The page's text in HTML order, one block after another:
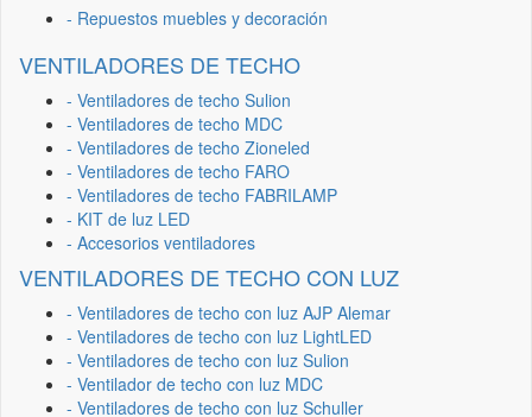
- Repuestos muebles y decoración
VENTILADORES DE TECHO
- Ventiladores de techo Sulion
- Ventiladores de techo MDC
- Ventiladores de techo Zioneled
- Ventiladores de techo FARO
- Ventiladores de techo FABRILAMP
- KIT de luz LED
- Accesorios ventiladores
VENTILADORES DE TECHO CON LUZ
- Ventiladores de techo con luz AJP Alemar
- Ventiladores de techo con luz LightLED
- Ventiladores de techo con luz Sulion
- Ventilador de techo con luz MDC
- Ventiladores de techo con luz Schuller